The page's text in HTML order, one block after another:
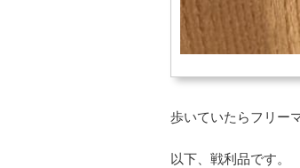
歩いていたらフリー
以下、戦利品です。